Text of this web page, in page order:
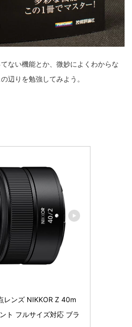
ない機能とか、微妙によくわからな
辺りを勉強してみよう。
レンズ NIKKOR Z 40m
ト フルサイズ対応 ブラ